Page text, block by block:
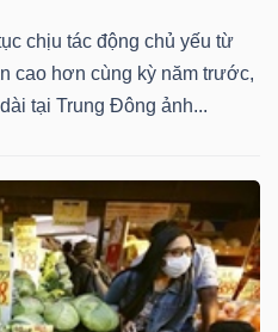
chịu tác động chủ yếu từ
cao hơn cùng kỳ năm trước,
tại Trung Đông ảnh...